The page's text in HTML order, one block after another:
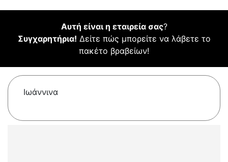
Αυτή είναι η εταιρεία σας?
Συγχαρητήρια! Δείτε πώς μπορείτε να λάβετε το
πακέτο βραβείων!
Ιωάννινα